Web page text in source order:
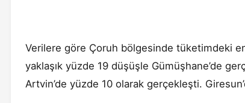
Verilere göre Çoruh bölgesinde tüketimdeki
yaklaşık yüzde 19 düşüşle Gümüşhane’de
Artvin’de yüzde 10 olarak gerçekleşti.